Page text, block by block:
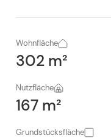
Wohnfläche
302 m²
Nutzfläche
167 m²
Grundstücksfläche